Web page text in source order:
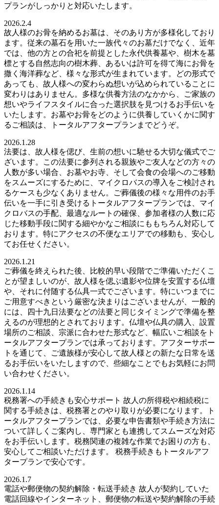
プランがしっかりと対応いたします。
2026.2.4
故人様のお骨を納めるお墓は、そのあり方が多様化しており
ます。従来の墓石を用いた一族代々のお墓だけでなく、近年
では、他の方との合祀を前提とした永代供養墓や、樹木を墓
標とする自然志向の樹木葬、あるいは許可を得て海にお骨を
撒く海洋葬など、様々な形式が生まれています。どの形式で
あっても、故人様への変わらぬ想いが込められていることに
変わりはありません。多様な供養方法のなかから、ご家族の
想いやライフスタイルに合った選択肢を見つけるお手伝いを
いたします。お墓やお骨をどのように供養していくかに関す
るご相談は、トータルアフタープランまでどうぞ。
2026.1.28
法要は、故人様を偲び、生前の想いに馳せる大切な儀式でご
ざいます。この法要に参列される親族やご友人などの方々の
人数が多い場合、お墓やお寺、そして会食の会場へのご移動
をスムーズにするために、マイクロバスの導入をご検討され
るケースも少なくありません。ご葬儀後の様々な用件のお手
伝いを一手に引き受けるトータルアフタープランでは、マイ
クロバスの手配、最適なルートの確保、参加者様の人数に応
じた移動手段に関する細やかなご相談にももちろん対応して
おります。特にアクセスの不便なエリアでの移動も、安心し
てお任せください。
2026.1.21
ご葬儀を終えられた後、比較的早い段階でご準備いただくこ
とが望ましいのが、故人様を偲ぶ遺影や位牌を安置する仏壇
や、それに付随する仏具一式でございます。特にいつまでに
ご用意すべきという厳密な決まりはございませんが、一般的
には、四十九日法要などの法要と同じタイミングで準備を整
えるのが理想的とされております。仏壇や仏具の購入、設置
場所のご相談、宗派に合わせた形式など、幅広いご相談をト
ータルアフタープランでは承っております。アフターサポー
トを通じて、ご遺族様が安心して故人様との新たな日常を送
るお手伝いをいたしますので、些細なことでもお気軽にお問
い合わせください。
2026.1.14
税務署への手続きも安心サポート 故人の所得税や相続税に
関する手続きは、税務署とのやり取りが必要になります。ト
ータルアフタープランでは、必要な申告書類や手続き方法に
ついて詳しくご案内し、専門家とも連携してスムーズな対応
をお手伝いします。税務関連の複雑な作業でお困りの方も、
安心してご相談いただけます。 税務手続きもトータルアフ
タープランで安心です。
2026.1.7
電話や郵便物の契約解除・転送手続き 故人が契約していた
電話回線やインターネット、郵便物の転送や契約解除の手続